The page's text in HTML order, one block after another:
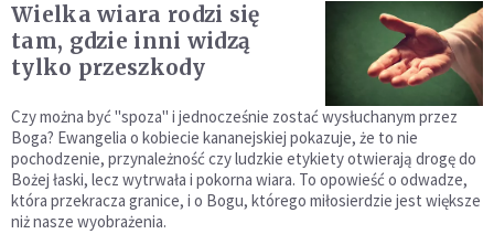
Wielka wiara rodzi się
tam, gdzie inni widzą
tylko przeszkody
Czy można być "spoza" i jednocześnie zostać wysłuchanym przez
Boga? Ewangelia o kobiecie kananejskiej pokazuje, że to nie
pochodzenie, przynależność czy ludzkie etykiety otwierają drogę do
Bożej łaski, lecz wytrwała i pokorna wiara. To opowieść o odwadze,
która przekracza granice, i o Bogu, którego miłosierdzie jest większe
niż nasze wyobrażenia.